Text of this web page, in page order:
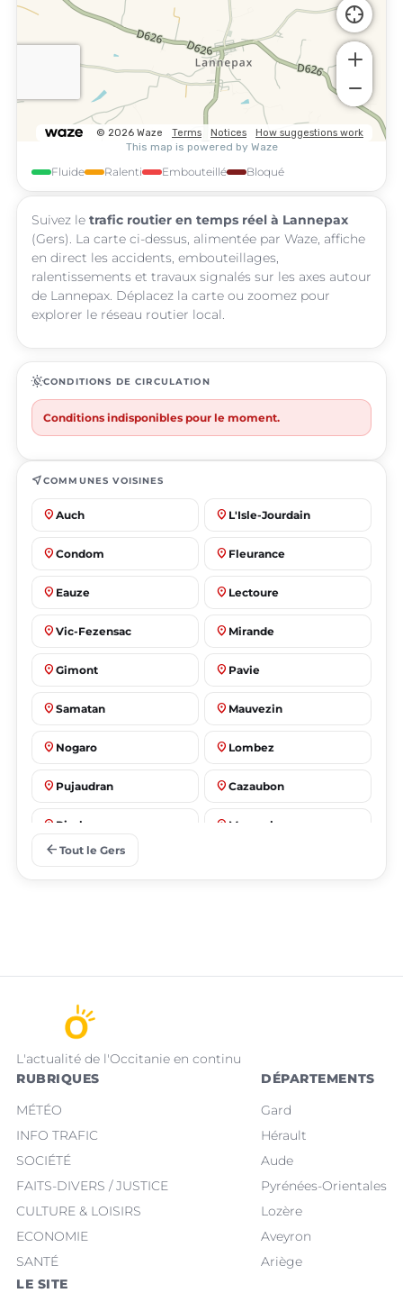
Fluide Ralenti Embouteillé Bloqué
Suivez le trafic routier en temps réel à Lannepax
(Gers). La carte ci-dessus, alimentée par Waze, affiche
en direct les accidents, embouteillages,
ralentissements et travaux signalés sur les axes autour
de Lannepax. Déplacez la carte ou zoomez pour
explorer le réseau routier local.
routineCONDITIONS DE CIRCULATION
Conditions indisponibles pour le moment.
near_meCOMMUNES VOISINES
place Auch place L'Isle-Jourdain
place Condom place Fleurance
place Eauze place Lectoure
place Vic-Fezensac place Mirande
place Gimont place Pavie
place Samatan place Mauvezin
place Nogaro place Lombez
place Pujaudran place Cazaubon
place Riscle place Masseube
arrow_back Tout le Gers
L'actualité de l'Occitanie en continu
RUBRIQUES
MÉTÉO
INFO TRAFIC
SOCIÉTÉ
FAITS-DIVERS / JUSTICE
CULTURE & LOISIRS
ECONOMIE
SANTÉ
DÉPARTEMENTS
Gard
Hérault
Aude
Pyrénées-Orientales
Lozère
Aveyron
Ariège
LE SITE